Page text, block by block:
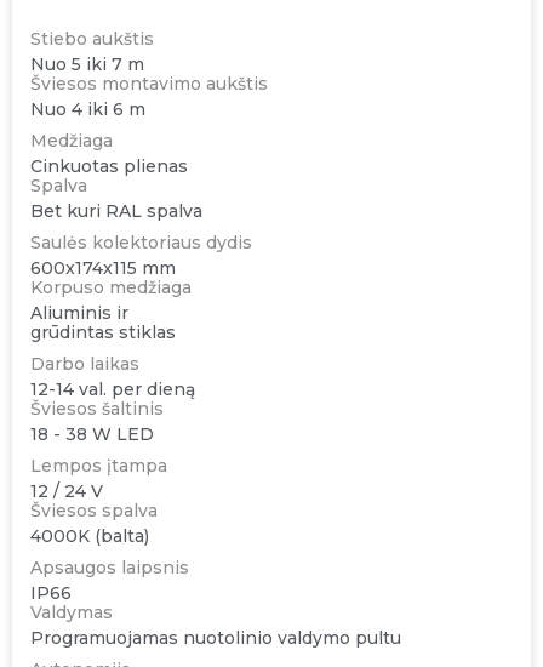
Stiebo aukštis
Nuo 5 iki 7 m
Šviesos montavimo aukštis
Nuo 4 iki 6 m
Medžiaga
Cinkuotas plienas
Spalva
Bet kuri RAL spalva
Saulės kolektoriaus dydis
600x174x115 mm
Korpuso medžiaga
Aliuminis ir
grūdintas stiklas
Darbo laikas
12-14 val. per dieną
Šviesos šaltinis
18 - 38 W LED
Lempos įtampa
12 / 24 V
Šviesos spalva
4000K (balta)
Apsaugos laipsnis
IP66
Valdymas
Programuojamas nuotolinio valdymo pultu